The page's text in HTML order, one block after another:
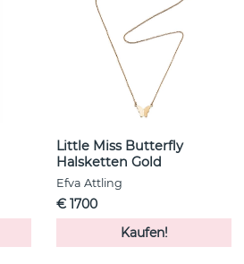
Little Miss Butterfly
Halsketten Gold
Efva Attling
€ 1700
Kaufen!